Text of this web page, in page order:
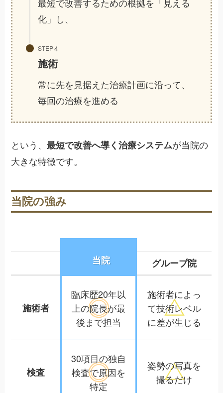
化」し、
STEP
施術
常に先を見据えた治療計画に沿って、
毎回の治療を進める
という、最短で改善へ導く治療システムが当院の
大きな特徴です。
当院の強み
当院 グループ院
施術者
臨床歴20年以
上の院長が最
後まで担当
施術者によっ
て技術レベル
に差が生じる
検査
30項目の独自
検査で原因を
特定
姿勢の写真を
撮るだけ